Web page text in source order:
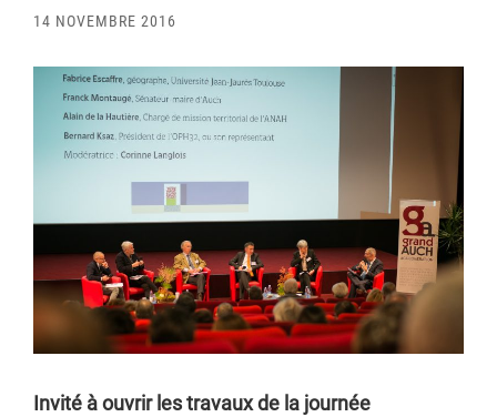
14 NOVEMBRE 2016
Invité à ouvrir les travaux de la journée